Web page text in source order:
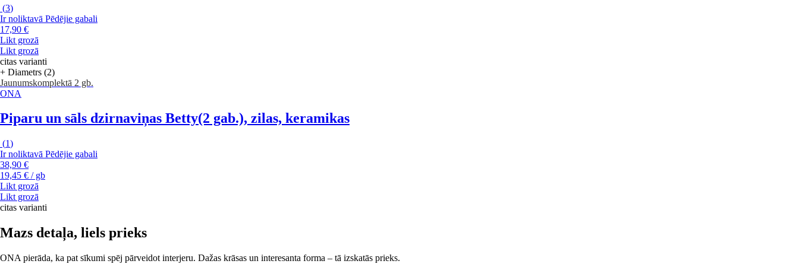
(3)
Ir noliktavā Pēdējie gabali
17,90 €
Likt grozā
Likt grozā
citas varianti
+ Diametrs (2)
Jaunumskomplektā 2 gb.
ONA
Piparu un sāls dzirnaviņas Betty(2 gab.), zilas, keramikas
(1)
Ir noliktavā Pēdējie gabali
38,90 €
19,45 € / gb
Likt grozā
Likt grozā
citas varianti
Mazs detaļa, liels prieks
ONA pierāda, ka pat sīkumi spēj pārveidot interjeru. Dažas krāsas un interesanta forma – tā izskatās prieks.